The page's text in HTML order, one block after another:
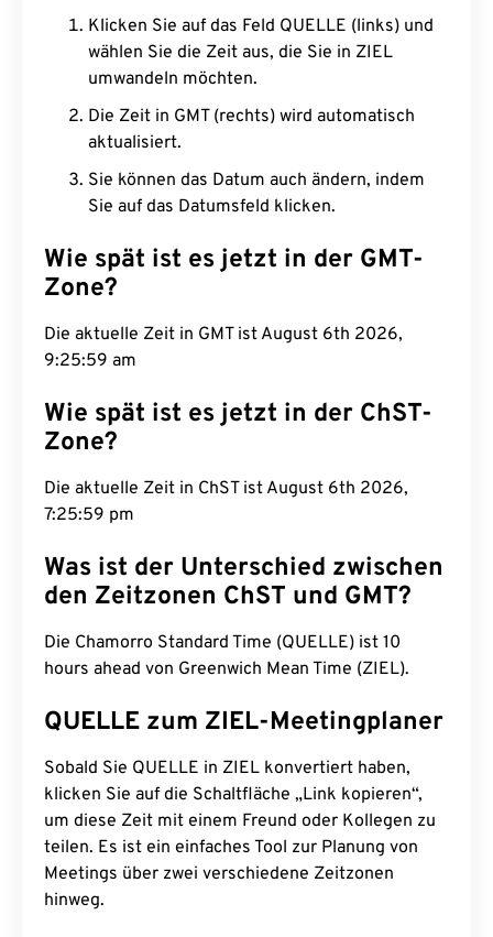
Klicken Sie auf das Feld QUELLE (links) und
wählen Sie die Zeit aus, die Sie in ZIEL
umwandeln möchten.
Die Zeit in GMT (rechts) wird automatisch
aktualisiert.
Sie können das Datum auch ändern, indem
Sie auf das Datumsfeld klicken.
Wie spät ist es jetzt in der GMT-
Zone?
Die aktuelle Zeit in GMT ist August 6th 2026,
9:26:00 am
Wie spät ist es jetzt in der ChST-
Zone?
Die aktuelle Zeit in ChST ist August 6th 2026,
7:26:00 pm
Was ist der Unterschied zwischen
den Zeitzonen ChST und GMT?
Die Chamorro Standard Time (QUELLE) ist 10
hours ahead von Greenwich Mean Time (ZIEL).
QUELLE zum ZIEL-Meetingplaner
Sobald Sie QUELLE in ZIEL konvertiert haben,
klicken Sie auf die Schaltfläche „Link kopieren“,
um diese Zeit mit einem Freund oder Kollegen zu
teilen. Es ist ein einfaches Tool zur Planung von
Meetings über zwei verschiedene Zeitzonen
hinweg.